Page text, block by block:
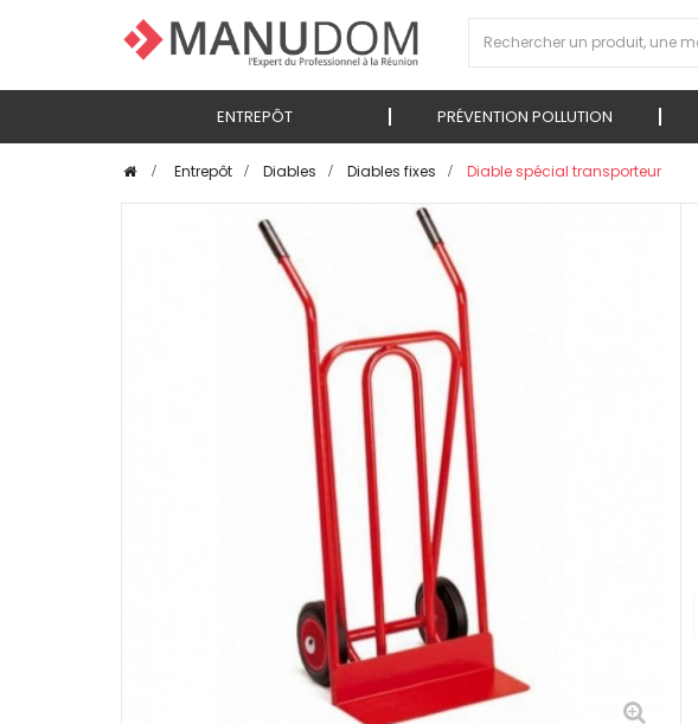
ENTREPÔT PRÉVENTION POLLUTION
> Entrepôt > Diables > Diables fixes > Diable spécial transporteur